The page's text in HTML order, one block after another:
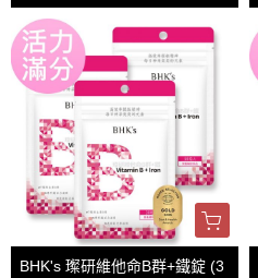
BHK's 璨研維他命B群+鐵錠 (3